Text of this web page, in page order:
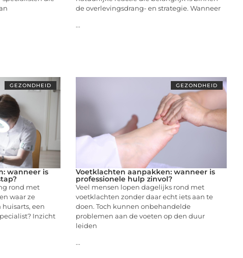
de overlevingsdrang- en strategie. Wanneer
...
GEZONDHEID
wanneer is
rond met
waar ze
een
Inzicht
GEZONDHEID
Voetklachten aanpakken: wanneer is
professionele hulp zinvol?
Veel mensen lopen dagelijks rond met
voetklachten zonder daar echt iets aan te
doen. Toch kunnen onbehandelde
problemen aan de voeten op den duur
leiden
...